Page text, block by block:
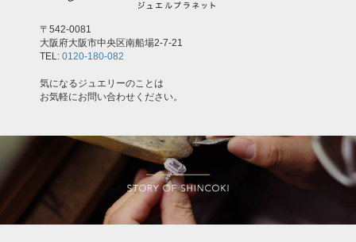
〒542-0081
大阪府大阪市中央区南船場2-7-21
TEL: 0120-180-082
気になるジュエリーのことは
お気軽にお問い合わせください。